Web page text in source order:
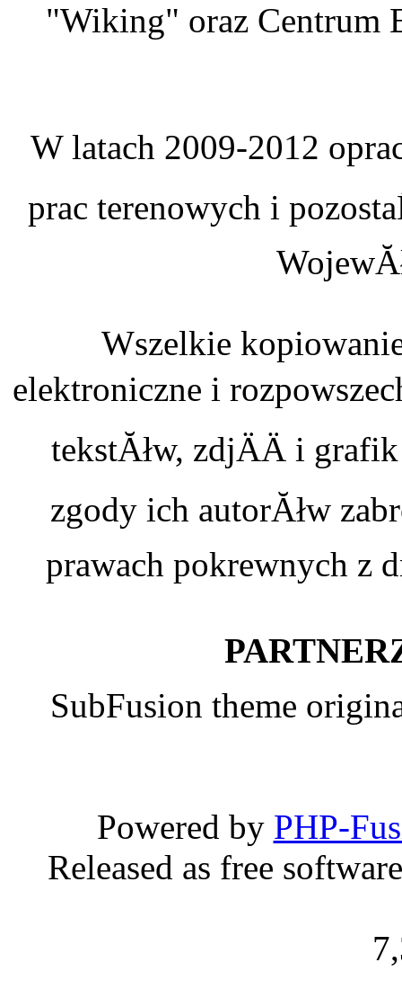
"Wiking" oraz
W latach 2009-2012
prac terenowych i
Wszelkie
elektroniczne i
tekstĂłw, zdjÄÄ i
zgody ich autorĂłw
prawach pokrewnych z
SubFusion theme
Powered by PHP-
Released as free